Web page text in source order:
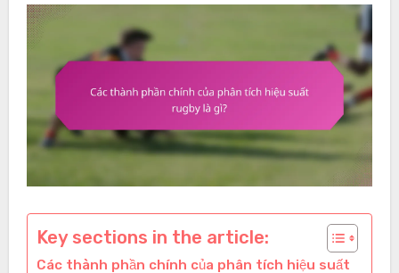
Key sections in the article:
Các thành phần chính của phân tích hiệu suất